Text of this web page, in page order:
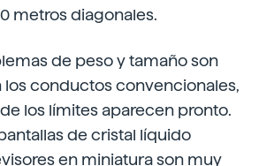
metros diagonales.
de peso y tamaño son
los conductos convencionales,
los límites aparecen pronto.
de cristal líquido
en miniatura son muy